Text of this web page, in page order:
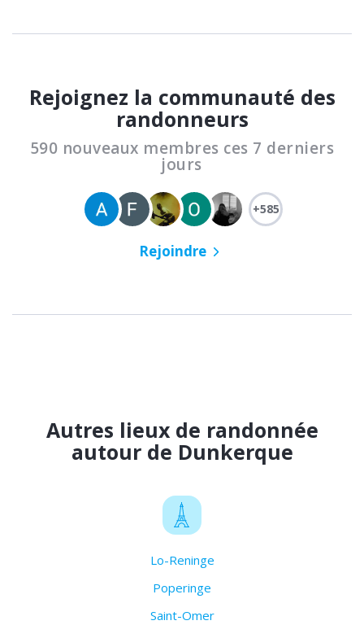
Rejoignez la communauté des
randonneurs
590 nouveaux membres ces 7 derniers
jours
+585
Rejoindre
Autres lieux de randonnée
autour de Dunkerque
Lo-Reninge
Poperinge
Saint-Omer